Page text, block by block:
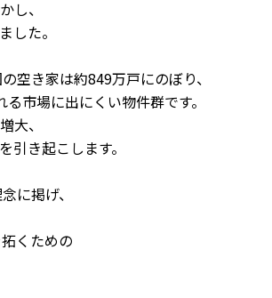
し、
した。
空き家は約849万戸にのぼり、
市場に出にくい物件群です。
大、
き起こします。
に掲げ、
くための